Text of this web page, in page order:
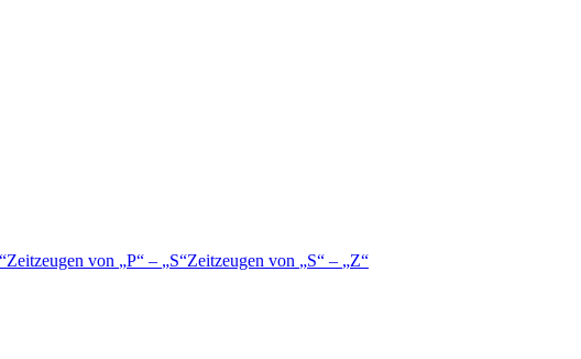
Zeitzeugen von P – S Zeitzeugen von S –
Z